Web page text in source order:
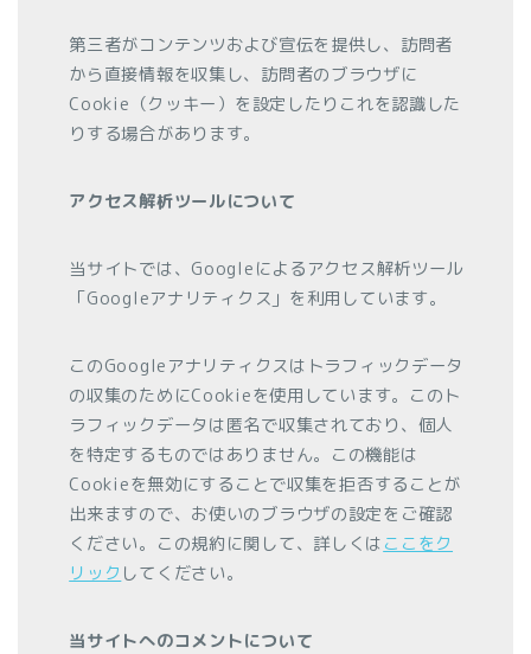
第三者がコンテンツおよび宣伝を提供し、訪問者
から直接情報を収集し、訪問者のブラウザに
Cookie（クッキー）を設定したりこれを認識した
りする場合があります。
アクセス解析ツールについて
当サイトでは、Googleによるアクセス解析ツール
「Googleアナリティクス」を利用しています。
このGoogleアナリティクスはトラフィックデータ
の収集のためにCookieを使用しています。このト
ラフィックデータは匿名で収集されており、個人
を特定するものではありません。この機能は
Cookieを無効にすることで収集を拒否することが
出来ますので、お使いのブラウザの設定をご確認
ください。この規約に関して、詳しくは ここをク
リック してください。
当サイトへのコメントについて